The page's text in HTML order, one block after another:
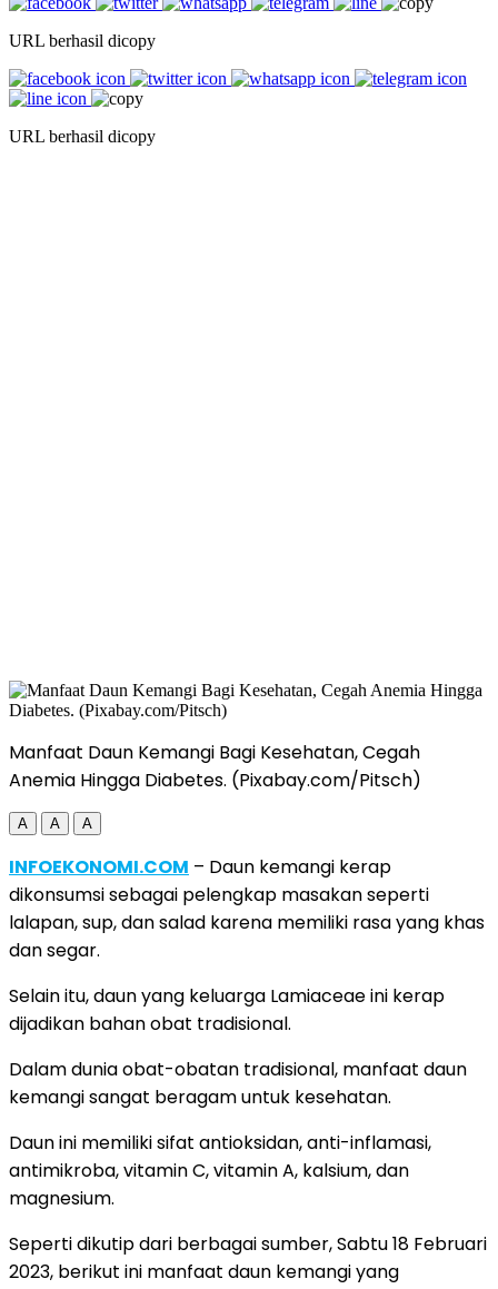
URL berhasil dicopy
URL berhasil dicopy
Manfaat Daun Kemangi Bagi Kesehatan, Cegah
Anemia Hingga Diabetes. (Pixabay.com/Pitsch)
A A A
INFOEKONOMI.COM – Daun kemangi kerap
dikonsumsi sebagai pelengkap masakan seperti
lalapan, sup, dan salad karena memiliki rasa yang khas
dan segar.
Selain itu, daun yang keluarga Lamiaceae ini kerap
dijadikan bahan obat tradisional.
Dalam dunia obat-obatan tradisional, manfaat daun
kemangi sangat beragam untuk kesehatan.
Daun ini memiliki sifat antioksidan, anti-inflamasi,
antimikroba, vitamin C, vitamin A, kalsium, dan
magnesium.
Seperti dikutip dari berbagai sumber, Sabtu 18 Februari
2023, berikut ini manfaat daun kemangi yang